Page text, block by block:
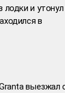
лодки и утонул
в
выезжал